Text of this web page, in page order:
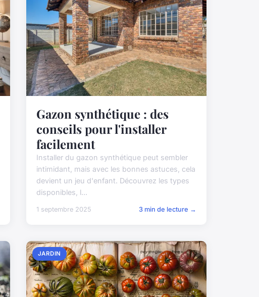
Gazon synthétique : des
conseils pour l'installer
facilement
Installer du gazon synthétique peut sembler
intimidant, mais avec les bonnes astuces, cela
devient un jeu d'enfant. Découvrez les types
disponibles, l...
1 septembre 2025 3 min de lecture →
JARDIN